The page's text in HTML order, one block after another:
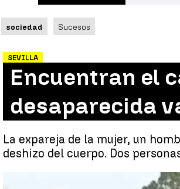
sociedad Sucesos
SEVILLA
Encuentran el
desaparecida
La expareja de la mujer, un
deshizo del cuerpo. Dos